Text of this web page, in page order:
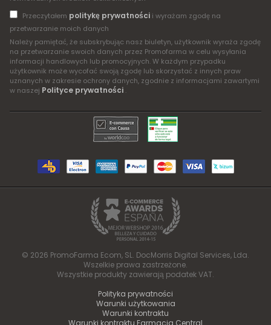
Przeczytałem politykę prywatnościi wyrażam zgodę na
przetwarzanie moich danych
Należy pamiętać, że subskrybując nasz biuletyn, użytkownik wyraża zgodę
na przetwarzanie swoich danych przez Promofarma w celu wysyłania
informacji handlowych lub promocyjnych. W każdym przypadku
użytkownik może wycofać swoją zgodę lub skorzystać z innych praw
uznanych w zakresie ochrony danych, zgodnie z informacjami zawartymi
w naszej Polityce prywatności .
© 2026 PromoFarma Ecom, SL. DocMorris Digital Services, Lda.
Wszelkie prawa zastrzeżone.
Wszystkie produkty zawierają podatek VAT.
Polityka prywatności
Warunki użytkowania
Warunki kontraktu